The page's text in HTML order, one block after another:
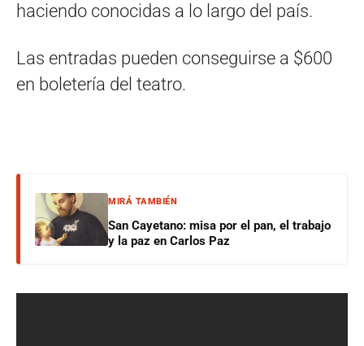
haciendo conocidas a lo largo del país.
Las entradas pueden conseguirse a $600
en boletería del teatro.
MIRÁ TAMBIÉN
San Cayetano: misa por el pan, el trabajo
y la paz en Carlos Paz